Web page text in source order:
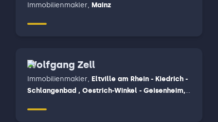
Immobilienmakler, Mainz
Wolfgang Zell
Immobilienmakler, Eltville am Rhein - Kiedrich -
Schlangenbad , Oestrich-Winkel - Geisenheim,